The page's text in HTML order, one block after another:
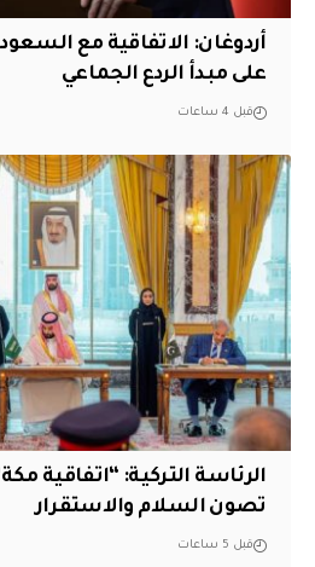
أردوغان: الاتفاقية مع
على مبدأ الردع الجماعي
قبل 4 ساعات
الرئاسة التركية: “اتفاقية
تصون السلام والاستقرار
قبل 5 ساعات